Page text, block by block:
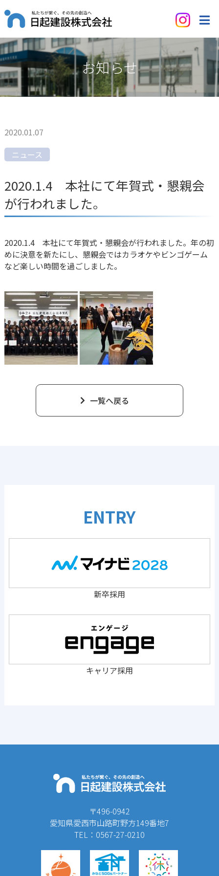
お知らせ
2020.01.07
ニュース
2020.1.4 本社にて年賀式・懇親会
が行われました。
2020.1.4 本社にて年賀式・懇親会が行われました。年の初
めに決意を新たにし、懇親会ではカラオケやビンゴゲーム
など楽しい時間を過ごしました。
一覧へ戻る
ENTRY
新卒採用
キャリア採用
〒496-0942
愛知県愛西市山路町野方149番地7
TEL：0567-27-0210